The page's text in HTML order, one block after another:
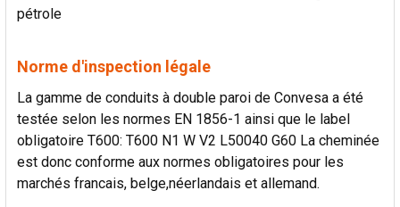
pétrole
Norme d'inspection légale
La gamme de conduits à double paroi de Convesa a été
testée selon les normes EN 1856-1 ainsi que le label
obligatoire T600: T600 N1 W V2 L50040 G60 La cheminée
est donc conforme aux normes obligatoires pour les
marchés francais, belge,néerlandais et allemand.